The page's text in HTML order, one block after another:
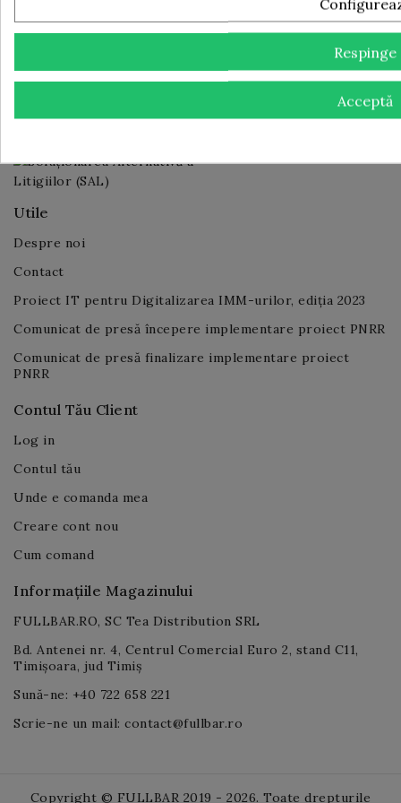
Legal
Info Livrare
Utile
Despre noi
Contact
Proiect IT pentru Digitalizarea IMM-urilor, ediția 2023
Comunicat de presă începere implementare proiect PNRR
Comunicat de presă finalizare implementare proiect
PNRR
Contul Tău Client
Log in
Contul tău
Unde e comanda mea
Creare cont nou
Cum comand
Informațiile Magazinului
FULLBAR.RO, SC Tea Distribution SRL
Bd. Antenei nr. 4, Centrul Comercial Euro 2, stand C11,
Timișoara, jud Timiș
Sună-ne: +40 722 658 221
Scrie-ne un mail: contact@fullbar.ro
Copyright © FULLBAR 2019 - 2026. Toate drepturile
Respinge
Acceptă